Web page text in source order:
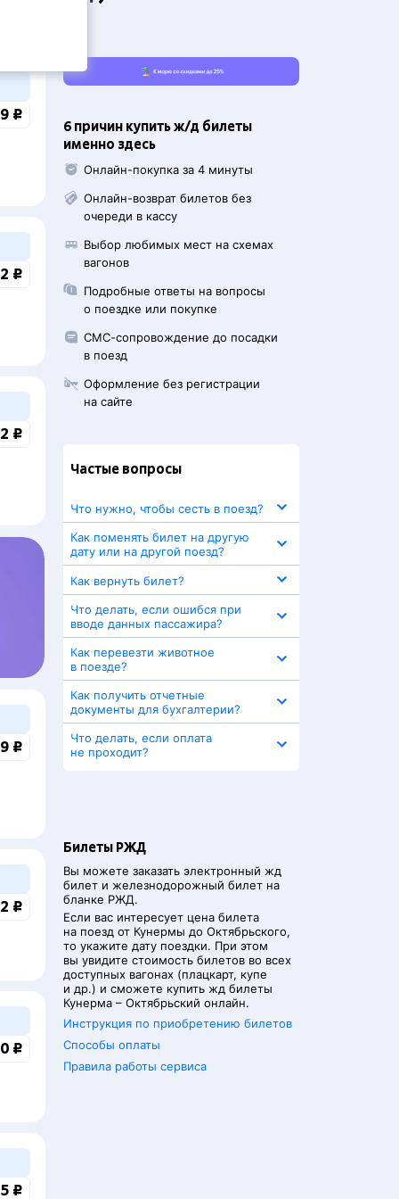
₽
₽
₽
₽
₽
₽
₽
6 причин купить ж/д билеты
именно здесь
Онлайн-покупка за 4 минуты
Онлайн-возврат билетов без
очереди в кассу
Выбор любимых мест на схемах
вагонов
Подробные ответы на вопросы
о поездке или покупке
СМС-сопровождение до посадки
в поезд
Оформление без регистрации
на сайте
Частые вопросы
Что нужно, чтобы сесть в поезд?
Как поменять билет на другую
дату или на другой поезд?
Как вернуть билет?
Что делать, если ошибся при
вводе данных пассажира?
Как перевезти животное
в поезде?
Как получить отчетные
документы для бухгалтерии?
Что делать, если оплата
не проходит?
Билеты РЖД
Вы можете заказать электронный жд
билет и железнодорожный билет на
бланке РЖД.
Если вас интересует цена билета
на поезд от Кунермы до Октябрьского,
то укажите дату поездки. При этом
вы увидите стоимость билетов во всех
доступных вагонах (плацкарт, купе
и др.) и сможете купить жд билеты
Кунерма – Октябрьский онлайн.
Инструкция по приобретению билетов
Способы оплаты
Правила работы сервиса